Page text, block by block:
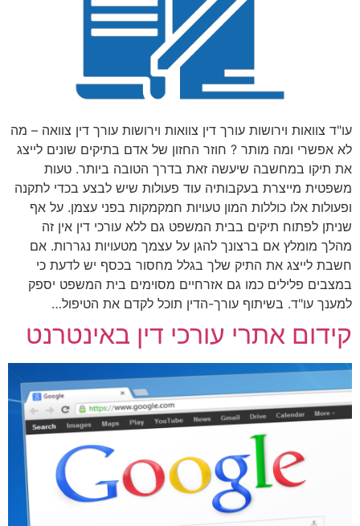
עו"ד צוואות וירושות עורך דין צוואות וירושות עורך דין צוואה – מה
לא אפשרי ומה מותר ? חוזר החזון של אדם בתיקים שונים לייצג
את תיקו במחשבה שיעשה זאת בדרך הטובה ביותר. טעות
משפטית מייצרת בעקבותיה עוד פעולות שיש לבצע בכדי לתקנה
ופעולות אלו כוללות המון טעויות חמקמקות בפני עצמן. על אף
שניתן לפתוח תיקים בבית המשפט גם ללא עורכי דין אין זה
מהלך מומלץ אם ברצונך להגן על עצמך מטעויות נגררות. אם
חשבת לייצג את התיק שלך בגלל מחסור בכסף יש לדעת כי
במצבים פלילים כמו גם אזרחיים מסוימים בית המשפט יספק
למענך עו"ד. בשיתוף עורך-הדין תוכל לקדם את הטיפול…
קידום אתרי עורכי דין באינטרנט